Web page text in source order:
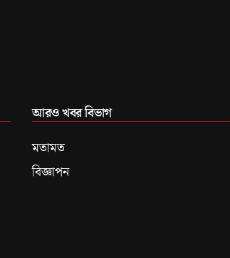
আরও খবর বিভাগ
মতামত
বিজ্ঞাপন